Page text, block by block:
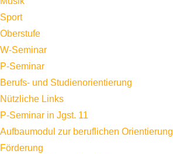
Sport
Oberstufe
W-Seminar
P-Seminar
Berufs- und Studienorientierung
Nützliche Links
P-Seminar in Jgst. 11
Aufbaumodul zur beruflichen Orientierung
Förderung